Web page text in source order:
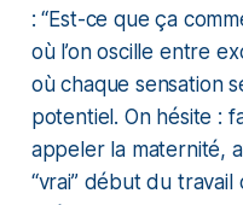
: “Est-ce que ça
où l’on oscille entre
où chaque sensation
potentiel. On hésite :
appeler la maternité,
“vrai” début du